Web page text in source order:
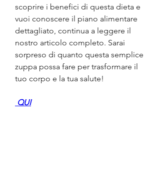
scoprire i benefici di questa dieta e
vuoi conoscere il piano alimentare
dettagliato, continua a leggere il
nostro articolo completo. Sarai
sorpreso di quanto questa semplice
zuppa possa fare per trasformare il
tuo corpo e la tua salute!
QUI